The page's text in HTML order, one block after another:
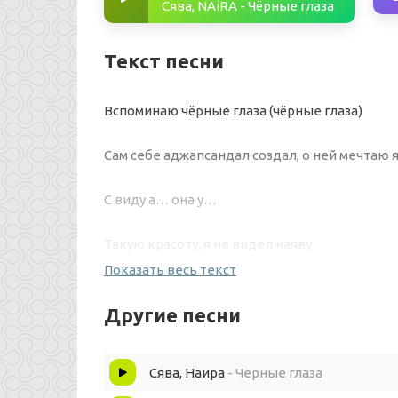
Сява, NAiRA - Чёрные глаза
Текст песни
Вспоминаю чёрные глаза (чёрные глаза)
Сам себе аджапсандал создал, о ней мечтаю
С виду а… она у…
Такую красоту, я не видел наяву
Как Молодой! (Малолетка)
Показать весь текст
Другие песни
Сява, Наира - Черные глаза